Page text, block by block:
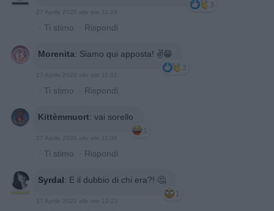
3
27 Aprile 2020 alle ore 11:24
· Ti stimo · Rispondi
Morenita: Siamo qui apposta! ✌️😁
3
27 Aprile 2020 alle ore 11:31
· Ti stimo · Rispondi
Kittèmmuort: vai sorello
1
27 Aprile 2020 alle ore 11:36
· Ti stimo · Rispondi
Syrdal: E il dubbio di chi era?! 🤔
1
27 Aprile 2020 alle ore 12:22